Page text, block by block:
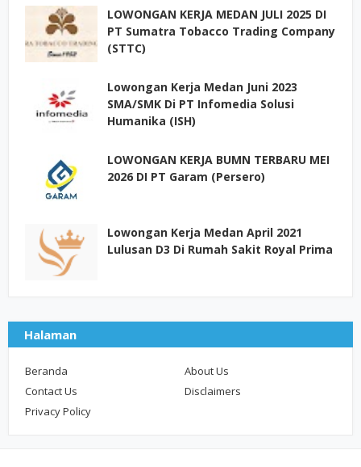
LOWONGAN KERJA MEDAN JULI 2025 DI
PT Sumatra Tobacco Trading Company
(STTC)
Lowongan Kerja Medan Juni 2023
SMA/SMK Di PT Infomedia Solusi
Humanika (ISH)
LOWONGAN KERJA BUMN TERBARU MEI
2026 DI PT Garam (Persero)
Lowongan Kerja Medan April 2021
Lulusan D3 Di Rumah Sakit Royal Prima
Halaman
Beranda
About Us
Contact Us
Disclaimers
Privacy Policy